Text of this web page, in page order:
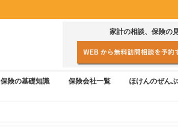
家計の相談、保険の
保険の基礎知識 保険会社一覧 ほけんのぜん